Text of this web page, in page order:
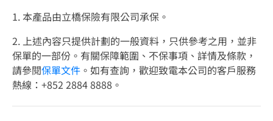
1. 本產品由立橋保險有限公司承保。
2. 上述內容只提供計劃的一般資料，只供參考之用，並非
保單的一部份。有關保障範圍、不保事項、詳情及條款，
請參閱保單文件 。如有查詢，歡迎致電本公司的客戶服務
熱線：+852 2884 8888。